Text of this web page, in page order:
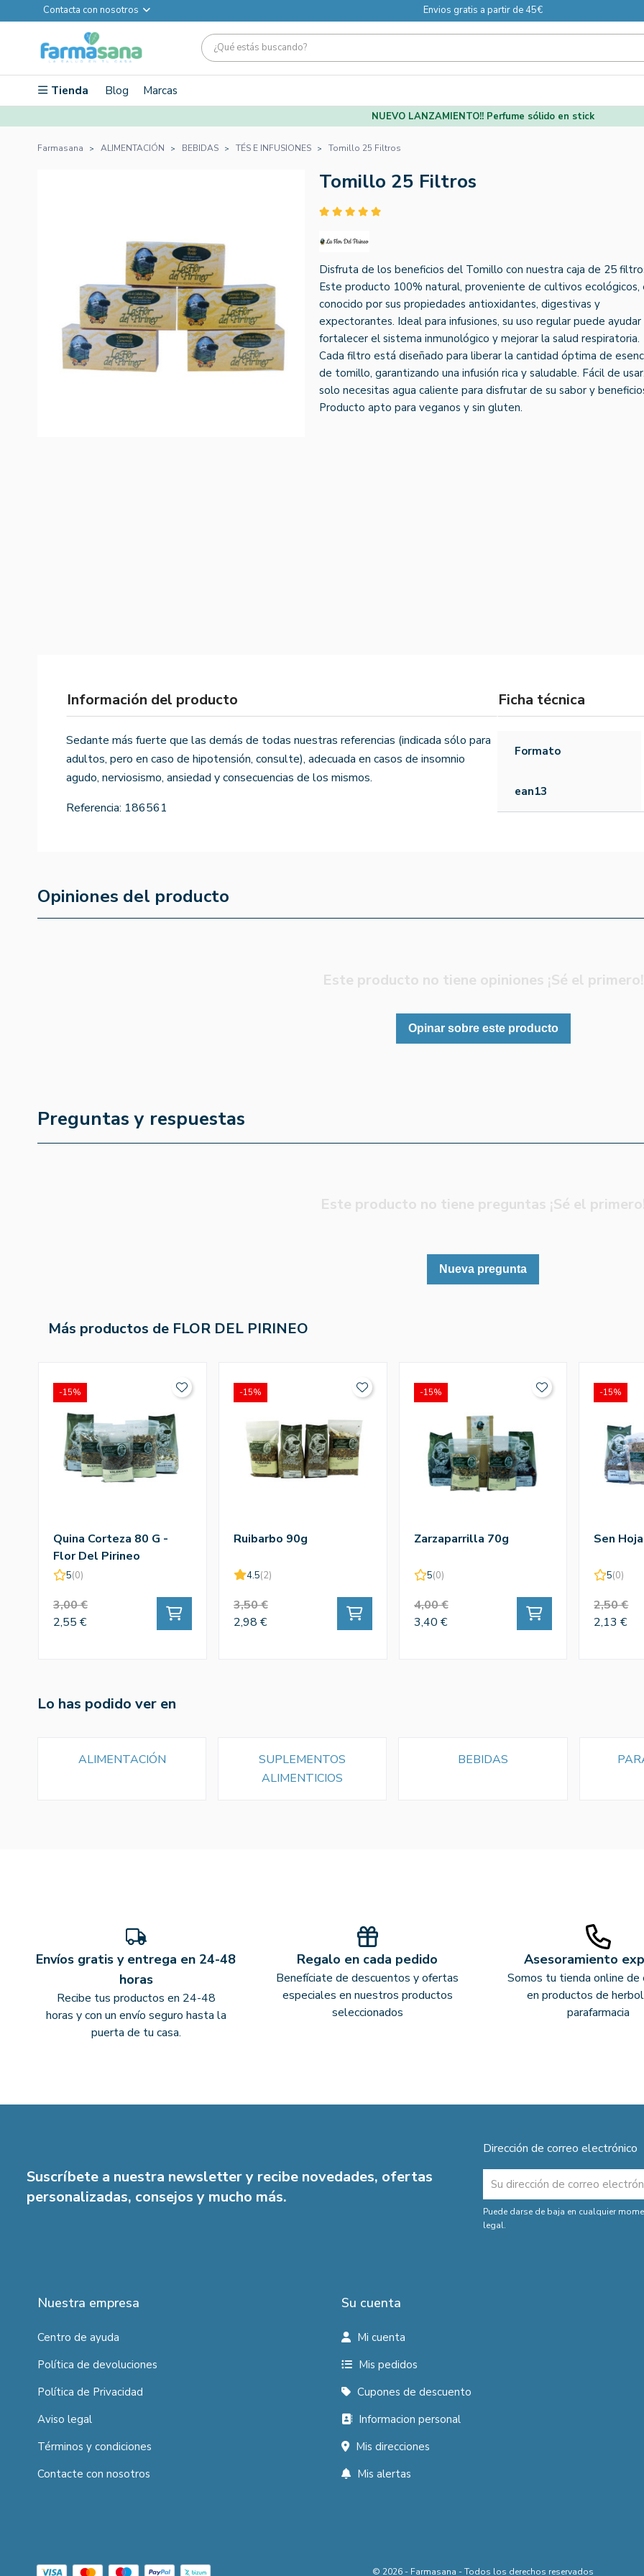
Contacta con nosotros Envios gratis a partir de 45€
Tienda Blog Marcas
NUEVO LANZAMIENTO!! Perfume sólido en stick
Farmasana ALIMENTACIÓN BEBIDAS TÉS E INFUSIONES Tomillo 25 Filtros
Tomillo 25 Filtros
Disfruta de los beneficios del Tomillo con nuestra caja de 25
Este producto 100% natural, proveniente de cultivos ecológicos,
conocido por sus propiedades antioxidantes, digestivas y
expectorantes. Ideal para infusiones, su uso regular puede ayudar
fortalecer el sistema inmunológico y mejorar la salud respiratoria.
Cada filtro está diseñado para liberar la cantidad óptima de
de tomillo, garantizando una infusión rica y saludable. Fácil de
solo necesitas agua caliente para disfrutar de su sabor y
Producto apto para veganos y sin gluten.
Información del producto
Sedante más fuerte que las demás de todas nuestras referencias (indicada sólo para
adultos, pero en caso de hipotensión, consulte), adecuada en casos de insomnio
agudo, nerviosismo, ansiedad y consecuencias de los mismos.
Referencia: 186561
Ficha técnica
Formato
ean13
Opiniones del producto
Este producto no tiene opiniones ¡Sé el primero!
Opinar sobre este producto
Preguntas y respuestas
Este producto no tiene preguntas ¡Sé el
Nueva pregunta
Más productos de FLOR DEL PIRINEO
Quina Corteza 80 G -
Flor Del Pirineo
5(0)
3,00 €
2,55 €
-15%
Ruibarbo 90g
4.5(2)
3,50 €
2,98 €
-15%
Zarzaparrilla 70g
5(0)
4,00 €
3,40 €
-15%
Sen
5(0)
2,50 €
2,13 €
-15%
Lo has podido ver en
ALIMENTACIÓN
SUPLEMENTOS
ALIMENTICIOS
BEBIDAS
Envíos gratis y entrega en 24-48
horas
Recibe tus productos en 24-48
horas y con un envío seguro hasta la
puerta de tu casa.
Regalo en cada pedido
Benefíciate de descuentos y ofertas
especiales en nuestros productos
seleccionados
Asesoramiento
Somos tu tienda online de
en productos de
parafarmacia
Suscríbete a nuestra newsletter y recibe novedades, ofertas
personalizadas, consejos y mucho más.
Dirección de correo electrónico
Puede darse de baja en cualquier
legal.
Nuestra empresa
Centro de ayuda
Política de devoluciones
Política de Privacidad
Aviso legal
Términos y condiciones
Contacte con nosotros
Su cuenta
Mi cuenta
Mis pedidos
Cupones de descuento
Informacion personal
Mis direcciones
Mis alertas
© 2026 - Farmasana - Todos los derechos reservados